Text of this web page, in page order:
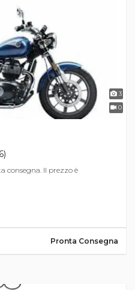
3
0
consegna. Il prezzo è
Pronta Consegna